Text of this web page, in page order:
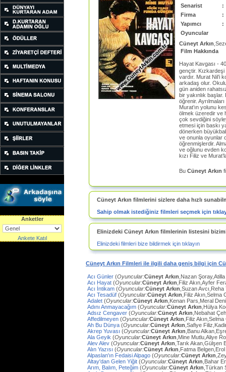
Anketler
Ankete Katıl
Senarist
:
Firma
:
Yapımcı
:
Oyuncular
Cüneyt Arkın
Film Hakkında
Hayat Kavgası -
gençtir.
vardır. Murat Nil’i
arkadaş olur.
gün aniden
bir yakınlık
öğrenir.
Murat’ın yolunu
ölmek üzeredir ve
çok sevdiğini
etmesi için baskı
dönerken
ve onunla oyunlar
öğrenmişlerdir.
ve oğlunu evden
kızı Filiz ve
Bu Cüneyt Arkın
Cüneyt Arkın filmlerini sizlere daha hızlı
Sahip olmak istediğiniz filmleri seçmek için
Elinizdeki Cüneyt Arkın filmlerinin listesini
Elinizdeki filmleri bize bildirmek için tıklayın
Cüneyt Arkın Filmleri ile ilgili daha geniş bilgi için
Acı Günler (Oyuncular:Cüneyt Arkın ,Nazan
Acı Hayat (Oyuncular:Cüneyt Arkın ,Filiz Akın,Ayfer
Acı İntikam (Oyuncular:Cüneyt Arkın ,Suzan
Acı Tesadüf (Oyuncular:Cüneyt Arkın ,Filiz Akın,Selma
Adalet (Oyuncular:Cüneyt Arkın ,Kenan Pars,Meral
Adını Anmayacağım (Oyuncular:Cüneyt Arkın ,Hülya
Adsız Cengaver (Oyuncular:Cüneyt Arkın ,Nebahat
Affedilmeyen (Oyuncular:Cüneyt Arkın ,Filiz
Ah Bu Dünya (Oyuncular:Cüneyt Arkın ,Safiye
Akrep Yuvası (Oyuncular:Cüneyt Arkın ,Banu
Ala Geyik (Oyuncular:Cüneyt Arkın ,Mine Mutlu,Aliye
Alev Alev (Oyuncular:Cüneyt Arkın ,Tarık Akan,Gülşen
Alın Yazısı (Oyuncular:Cüneyt Arkın ,Fatma
Alpaslan'ın Fedaisi Alpago (Oyuncular:Cüneyt Arkın
Altay'dan Gelen Yiğit (Oyuncular:Cüneyt Arkın ,Bahar
Arım, Balım, Peteğim (Oyuncular:Cüneyt Arkın ,Türkan